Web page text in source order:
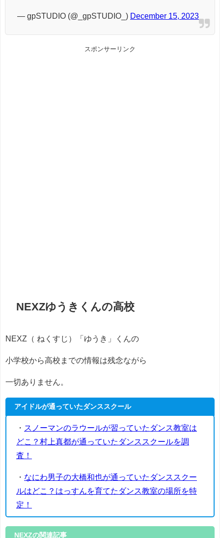
— gpSTUDIO (@_gpSTUDIO_) December 15, 2023
スポンサーリンク
NEXZゆうきくんの高校
NEXZ（ ねくすじ）「ゆうき」くんの
小学校から高校までの情報は残念ながら
一切ありません。
アイドルが通っていたダンススクール
・ スノーマンのラウールが習っていたダンス教室は
どこ？村上真都が通っていたダンススクールを調
査！
・ なにわ男子の大橋和也が通っていたダンススクー
ルはどこ？はっすんを育てたダンス教室の場所を特
定！
NEXZの関連記事